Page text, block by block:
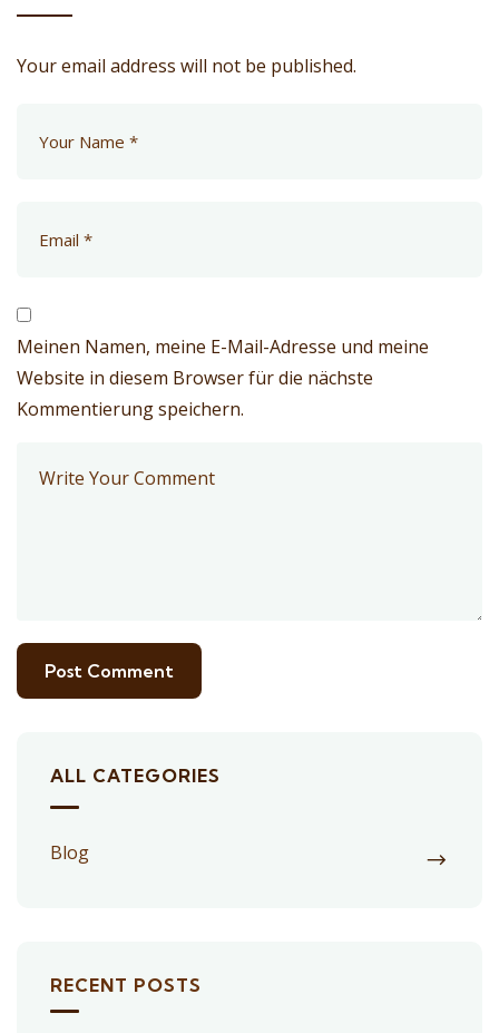
Your email address will not be published.
Meinen Namen, meine E-Mail-Adresse und meine
Website in diesem Browser für die nächste
Kommentierung speichern.
ALL CATEGORIES
Blog
RECENT POSTS